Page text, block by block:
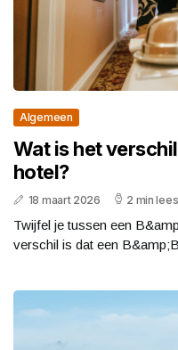
Algemeen
Wat is het
hotel?
18 maart 2026 2 min
Twijfel je tussen een
verschil is dat een